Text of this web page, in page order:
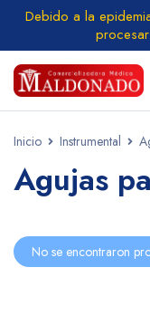
Debido a la
Inicio Instrumental
Agujas
No se encontraron